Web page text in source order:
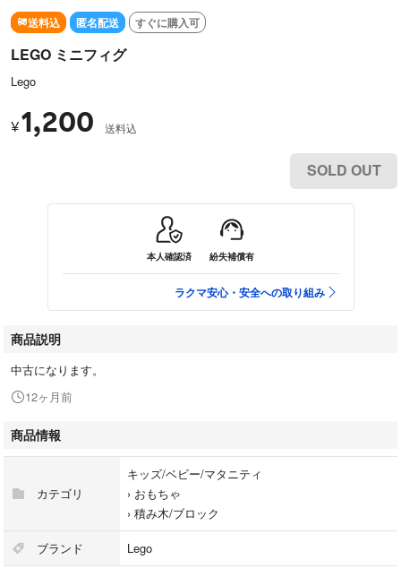
送料込 匿名配送 すぐに購入可
LEGO ミニフィグ
Lego
¥1,200 送料込
SOLD OUT
本人確認済 紛失補償有
ラクマ安心・安全への取り組み
商品説明
中古になります。
12ヶ月前
商品情報
カテゴリ
キッズ/ベビー/マタニティ
› おもちゃ
› 積み木/ブロック
ブランド Lego